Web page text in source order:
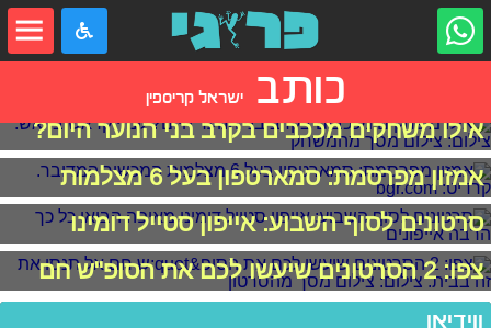
כותבישראל קריספין
אילו משחקים מככבים בקרב בני הנוער היום?
אמזון מפרסמת: סמארטפון בעל 6 מצלמות
סרטונים לסוף השבוע: אייפון סטייל דומינו
צפו: 2 הסרטונים שיעשו לכם את הסופ"ש חם
ווידיאו